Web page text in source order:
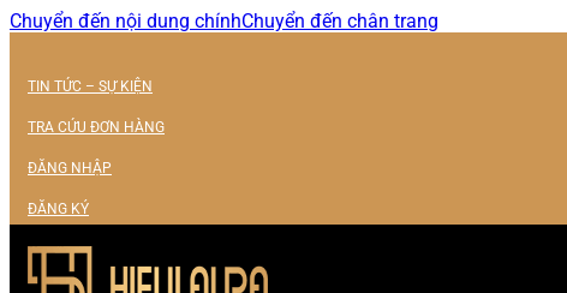
Chuyển đến nội dung chínhChuyển đến chân trang
TIN TỨC – SỰ KIỆN
TRA CỨU ĐƠN HÀNG
ĐĂNG NHẬP
ĐĂNG KÝ